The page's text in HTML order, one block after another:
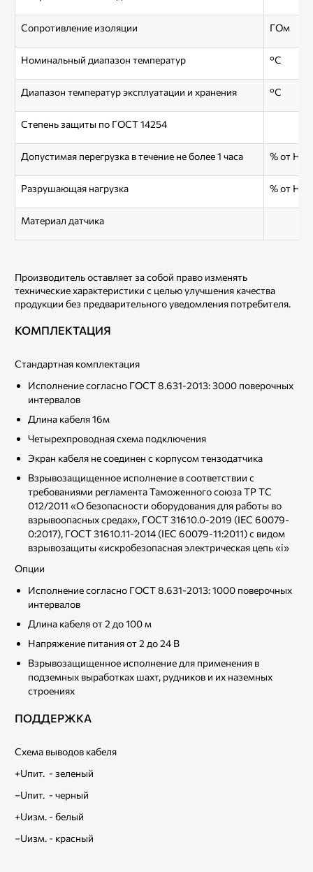
Сопротивление изоляции ГОм
Номинальный диапазон температур °С
Диапазон температур эксплуатации и хранения °С
Степень защиты по ГОСТ 14254
Допустимая перегрузка в течение не более 1 часа % от
Разрушающая нагрузка % от
Материал датчика
Производитель оставляет за собой право изменять
технические характеристики с целью улучшения качества
продукции без предварительного уведомления потребителя.
КОМПЛЕКТАЦИЯ
Стандартная комплектация
Исполнение согласно ГОСТ 8.631-2013: 3000 поверочных
интервалов
Длина кабеля 16м
Четырехпроводная схема подключения
Экран кабеля не соединен с корпусом тензодатчика
Взрывозащищенное исполнение в соответствии с
требованиями регламента Таможенного союза ТР ТС
012/2011 «О безопасности оборудования для работы во
взрывоопасных средах», ГОСТ 31610.0-2019 (IEC 60079-
0:2017), ГОСТ 31610.11-2014 (IEC 60079-11:2011) с видом
взрывозащиты «искробезопасная электрическая цепь «i»
Опции
Исполнение согласно ГОСТ 8.631-2013: 1000 поверочных
интервалов
Длина кабеля от 2 до 100 м
Напряжение питания от 2 до 24 В
Взрывозащищенное исполнение для применения в
подземных выработках шахт, рудников и их наземных
строениях
ПОДДЕРЖКА
Схема выводов кабеля
+Uпит. - зеленый
–Uпит. - черный
+Uизм. - белый
–Uизм. - красный